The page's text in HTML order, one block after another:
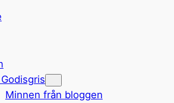
Minnen från bloggen